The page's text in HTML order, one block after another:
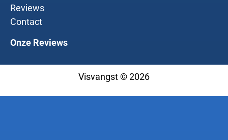
Reviews
Contact
Onze Reviews
Visvangst © 2026